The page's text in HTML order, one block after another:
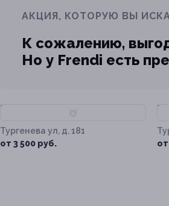
АКЦИЯ, КОТОРУЮ ВЫ
К сожалению,
Но у Frendi есть
Тургенева ул, д. 181
от 3 500 руб.